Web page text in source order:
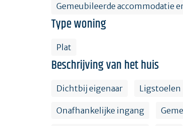
Gemeubileerde accommodatie
Type woning
Plat
Beschrijving van het huis
Dichtbij eigenaar Ligstoelen
Onafhankelijke ingang